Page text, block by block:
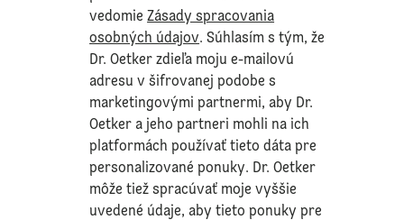
vedomieZásady spracovania
osobných údajov. Súhlasím s tým, že
Dr. Oetker zdieľa moju e-mailovú
adresu v šifrovanej podobe s
marketingovými partnermi, aby Dr.
Oetker a jeho partneri mohli na ich
platformách používať tieto dáta pre
personalizované ponuky. Dr. Oetker
môže tiež spracúvať moje vyššie
uvedené údaje, aby tieto ponuky pre